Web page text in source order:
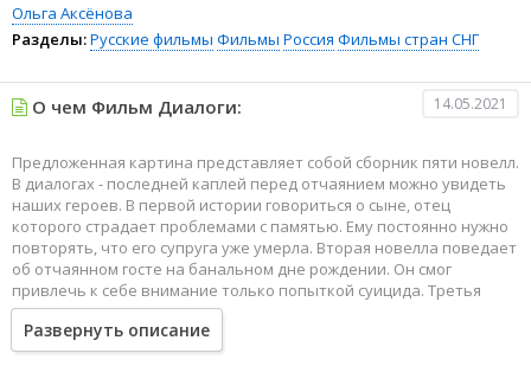
Ольга Аксёнова
Разделы:Русские фильмы Фильмы Россия Фильмы стран СНГ
О чем Фильм Диалоги: 14.05.2021
Предложенная картина представляет собой сборник пяти новелл.
В диалогах - последней каплей перед отчаянием можно увидеть
наших героев. В первой истории говориться о сыне, отец
которого страдает проблемами с памятью. Ему постоянно нужно
повторять, что его супруга уже умерла. Вторая новелла поведает
об отчаянном госте на банальном дне рождении. Он смог
привлечь к себе внимание только попыткой суицида. Третья
картина расскажет о друзьях, которые должны запомнить жизнь
здесь и сейчас. Четвертая работа о том, что мечты порой нельзя
воплотить в реальность. И пятая новелла о режиссере-
Развернуть описание